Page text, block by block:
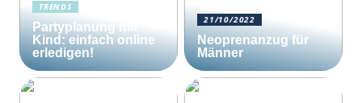
TRENDS
Partyplanung mit
Kind: einfach online
erledigen!
21/10/2022
Neoprenanzug für
Männer